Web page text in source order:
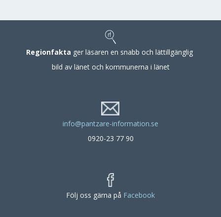
Regionfakta ger läsaren en snabb och lättillgänglig
bild av länet och kommunerna i länet
info@pantzare-information.se
0920-23 77 90
Följ oss gärna på Facebook